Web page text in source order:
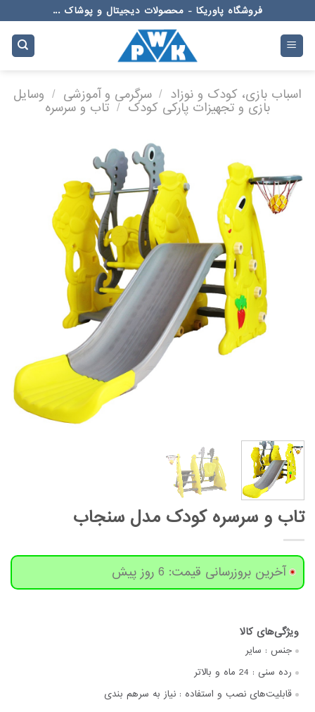
to
content
فروشگاه پاوریکا - محصولات دیجیتال و پوشاک ...
اسباب بازی، کودک و نوزاد / سرگرمی و آموزشی / وسایل
بازی و تجهیزات پارکی کودک / تاب و سرسره
تاب و سرسره کودک مدل سنجاب
آخرین بروزرسانی قیمت: 6 روز پیش
جنس : سایر
رده سنی : 24 ماه و بالاتر
قابلیت‌های نصب و استفاده : نیاز به سرهم بندی